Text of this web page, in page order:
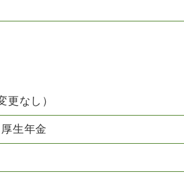
なし）
生年金